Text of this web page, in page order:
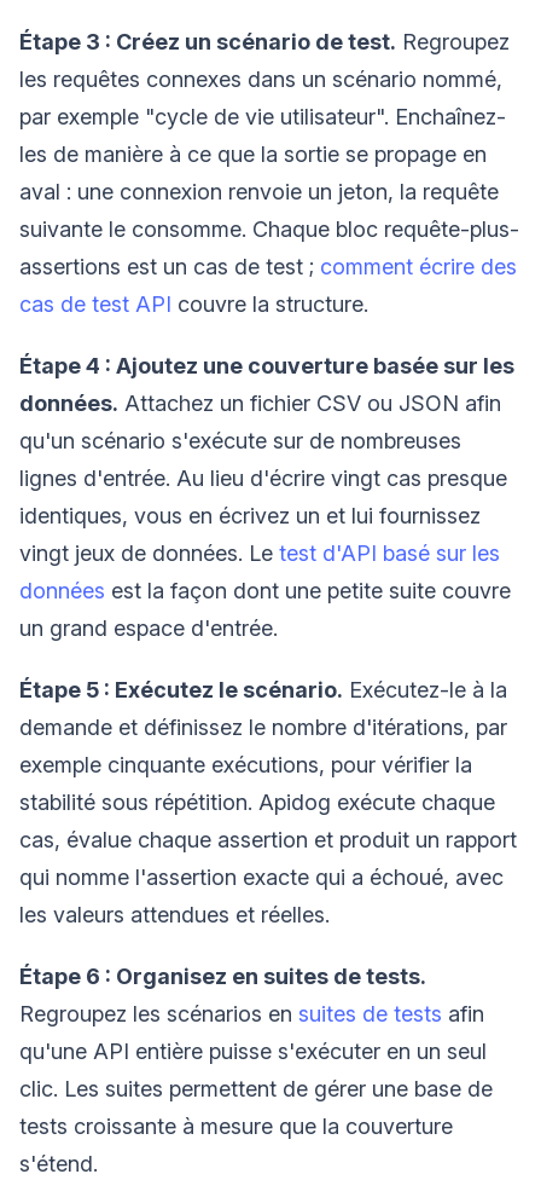
Étape 3 : Créez un scénario de test. Regroupez
les requêtes connexes dans un scénario nommé,
par exemple "cycle de vie utilisateur". Enchaînez-
les de manière à ce que la sortie se propage en
aval : une connexion renvoie un jeton, la requête
suivante le consomme. Chaque bloc requête-plus-
assertions est un cas de test ; comment écrire des
cas de test API couvre la structure.
Étape 4 : Ajoutez une couverture basée sur les
données. Attachez un fichier CSV ou JSON afin
qu'un scénario s'exécute sur de nombreuses
lignes d'entrée. Au lieu d'écrire vingt cas presque
identiques, vous en écrivez un et lui fournissez
vingt jeux de données. Le test d'API basé sur les
données est la façon dont une petite suite couvre
un grand espace d'entrée.
Étape 5 : Exécutez le scénario. Exécutez-le à la
demande et définissez le nombre d'itérations, par
exemple cinquante exécutions, pour vérifier la
stabilité sous répétition. Apidog exécute chaque
cas, évalue chaque assertion et produit un rapport
qui nomme l'assertion exacte qui a échoué, avec
les valeurs attendues et réelles.
Étape 6 : Organisez en suites de tests.
Regroupez les scénarios en suites de tests afin
qu'une API entière puisse s'exécuter en un seul
clic. Les suites permettent de gérer une base de
tests croissante à mesure que la couverture
s'étend.